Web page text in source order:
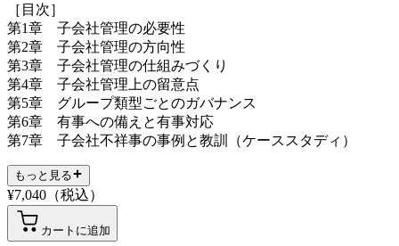
［目次］
第1章 子会社管理の必要性
第2章 子会社管理の方向性
第3章 子会社管理の仕組みづくり
第4章 子会社管理上の留意点
第5章 グループ類型ごとのガバナンス
第6章 有事への備えと有事対応
第7章 子会社不祥事の事例と教訓（ケーススタディ）
もっと見る
¥7,040 （税込）
カートに追加